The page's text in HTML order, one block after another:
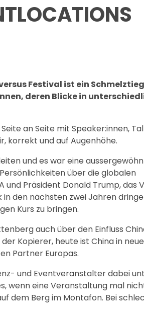
Festival ist ein
deren Blicke in
an Seite mit Speaker:innen,
korrekt und auf Augenhöhe.
und es war eine
über die globalen
und Präsident Donald Trump, das
in den nächsten zwei Jahren
Kurs zu bringen.
auch über den Einfluss
Kopierer, heute ist China in
Partner Europas.
und Eventveranstalter dabei
wenn eine Veranstaltung mal
dem Berg im Montafon. Bei